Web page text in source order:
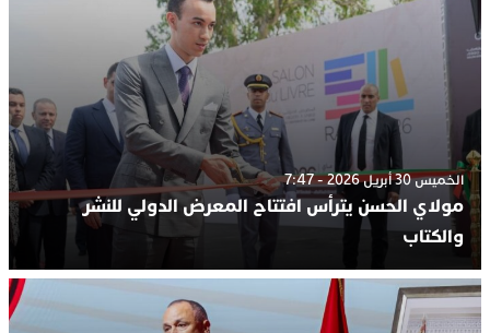
الخميس 30 أبريل 2026 - 7:47
مولاي الحسن يترأس افتتاح المعرض الدولي للنشر
والكتاب